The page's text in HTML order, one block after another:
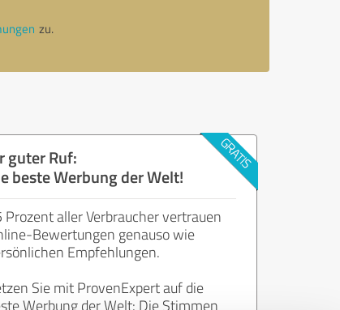
zu.
guter Ruf:
beste Werbung der Welt!
Prozent aller Verbraucher vertrauen
Bewertungen genauso wie
Empfehlungen.
Sie mit ProvenExpert auf die
Werbung der Welt: Die Stimmen